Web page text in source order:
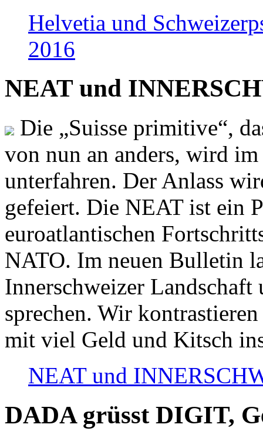
Helvetia und
2016
NEAT und
Die „Suisse primitive“,
von nun an anders, wird
unterfahren. Der Anlass
gefeiert. Die NEAT ist ein
euroatlantischen
NATO. Im neuen Bulletin
Innerschweizer
sprechen. Wir
mit viel Geld und Kitsch
NEAT und
DADA grüsst DIGIT,